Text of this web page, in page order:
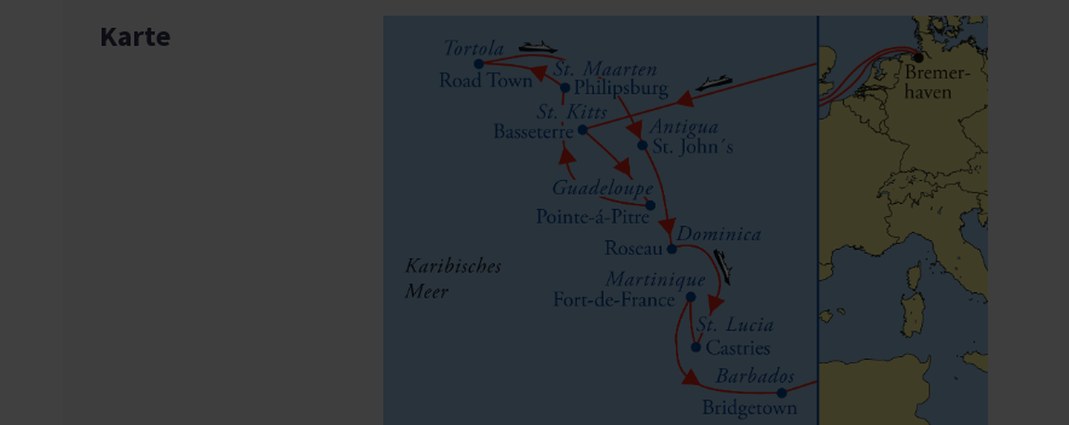
Karte